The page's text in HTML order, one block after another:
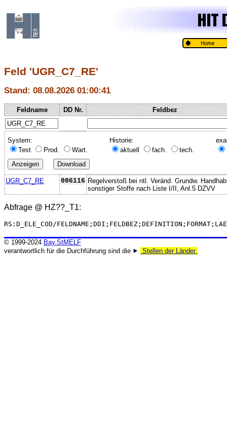
Feld 'UGR_C7_RE'
Stand: 08.08.2026 01:00:41
Feldname DD Nr. Feldbez
System:
Test
Prod. Wart.
Historie:
aktuell
fach. tech.
UGR_C7_RE 006116 Regelverstoß bei ntl. Veränd. Grundw.
sonstiger Stoffe nach Liste I/II, Anl.5 DZVV
Abfrage @ HZ??_T1:
RS:D_ELE_COD/
© 1999-2024 Bay.StMELF
verantwortlich für die Durchführung sind die ⯈
Stellen der Länder